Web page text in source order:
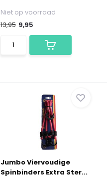
Niet op voorraad
13,95 9,95
Jumbo Viervoudige
Spinbinders Extra Ster...